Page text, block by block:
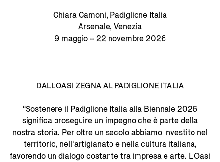
Chiara Camoni, Padiglione Italia
Arsenale, Venezia
9 maggio – 22 novembre 2026
DALL'OASI ZEGNA AL PADIGLIONE ITALIA
"Sostenere il Padiglione Italia alla Biennale 2026
significa proseguire un impegno che è parte della
nostra storia. Per oltre un secolo abbiamo investito nel
territorio, nell'artigianato e nella cultura italiana,
favorendo un dialogo costante tra impresa e arte. L'Oasi